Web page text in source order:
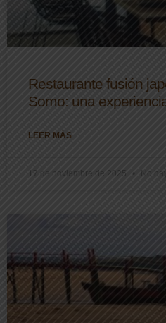
Restaurante fusión
Somo: una
LEER MÁS
17 de noviembre de 2025 No